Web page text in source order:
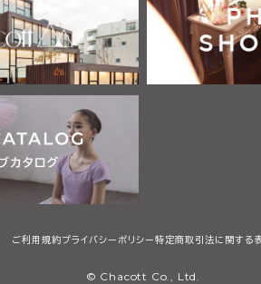
ご利用規約プライバシーポリシー 特定商取引法に関する
© Chacott Co., Ltd.